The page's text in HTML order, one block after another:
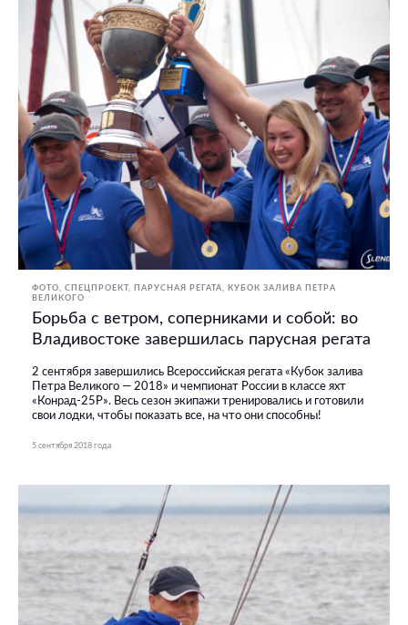
ФОТО СПЕЦПРОЕКТ ПАРУСНАЯ РЕГАТА
КУБОК ЗАЛИВА ПЕТРА
ВЕЛИКОГО
Борьба с ветром, соперниками и собой: во
Владивостоке завершилась парусная регата
2 сентября завершились Всероссийская регата «Кубок залива
Петра Великого — 2018» и чемпионат России в классе яхт
«Конрад-25Р». Весь сезон экипажи тренировались и готовили
свои лодки, чтобы показать все, на что они способны!
5 сентября 2018 года